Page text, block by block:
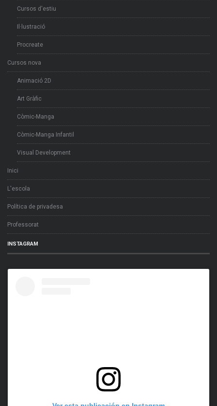
Cursos d'estiu
Il·lustració
Procreate
Cursos nova
Animació 2D
Art Gràfic
Còmic-Manga
Còmic-Manga Infantil
Visual Development
Inici
L'escola
Política de privadesa
Professorat
INSTAGRAM